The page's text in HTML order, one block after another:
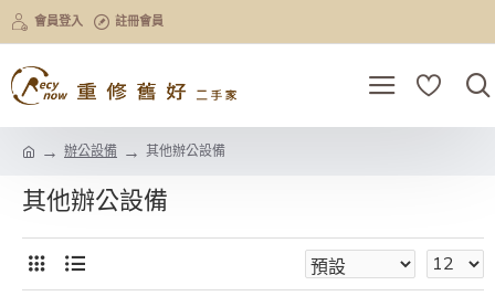
會員登入 註冊會員
辦公設備 其他辦公設備
其他辦公設備